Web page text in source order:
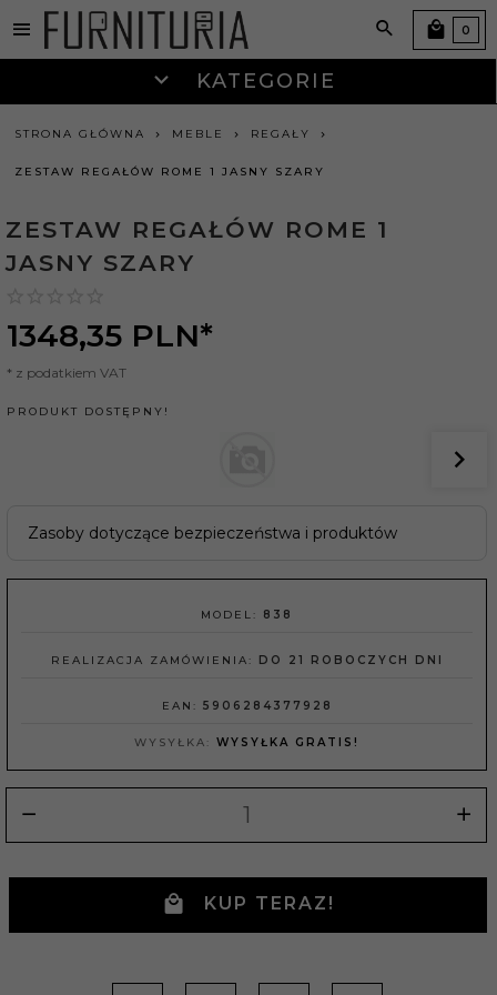
KATEGORIE
0
STRONA GŁÓWNA MEBLE REGAŁY
ZESTAW REGAŁÓW ROME 1 JASNY SZARY
ZESTAW REGAŁÓW ROME 1
JASNY SZARY
1348,35 PLN*
* z podatkiem VAT
PRODUKT DOSTĘPNY!
Zasoby dotyczące bezpieczeństwa i produktów
MODEL: 838
REALIZACJA ZAMÓWIENIA: DO 21 ROBOCZYCH DNI
EAN: 5906284377928
WYSYŁKA: WYSYŁKA GRATIS!
KUP TERAZ!